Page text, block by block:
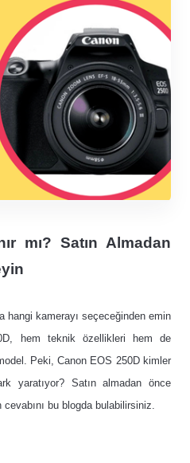
mı? Satın Almadan
hangi kamerayı seçeceğinden emin
hem teknik özellikleri hem de
Peki, Canon EOS 250D kimler
yaratıyor? Satın almadan önce
bu blogda bulabilirsiniz.